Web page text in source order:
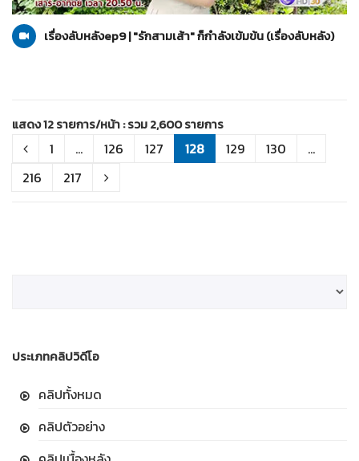
เรื่องลับหลังep9 | "รักสามเส้า" ก็กำลังเข้มข้น (เรื่องลับหลัง)
แสดง 12 รายการ/หน้า : รวม 2,600 รายการ
1 ... 126 127 128 129 130
...
216
217
ประเภทคลิปวิดีโอ
คลิปทั้งหมด
คลิปตัวอย่าง